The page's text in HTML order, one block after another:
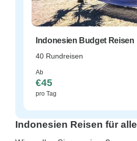
Indonesien Budget Reisen
40 Rundreisen
Ab
€45
pro Tag
Indonesien Reisen für alle